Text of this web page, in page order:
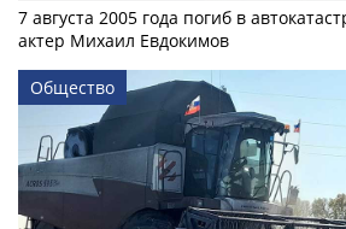
7 августа 2005 года погиб в
актер Михаил Евдокимов
Общество